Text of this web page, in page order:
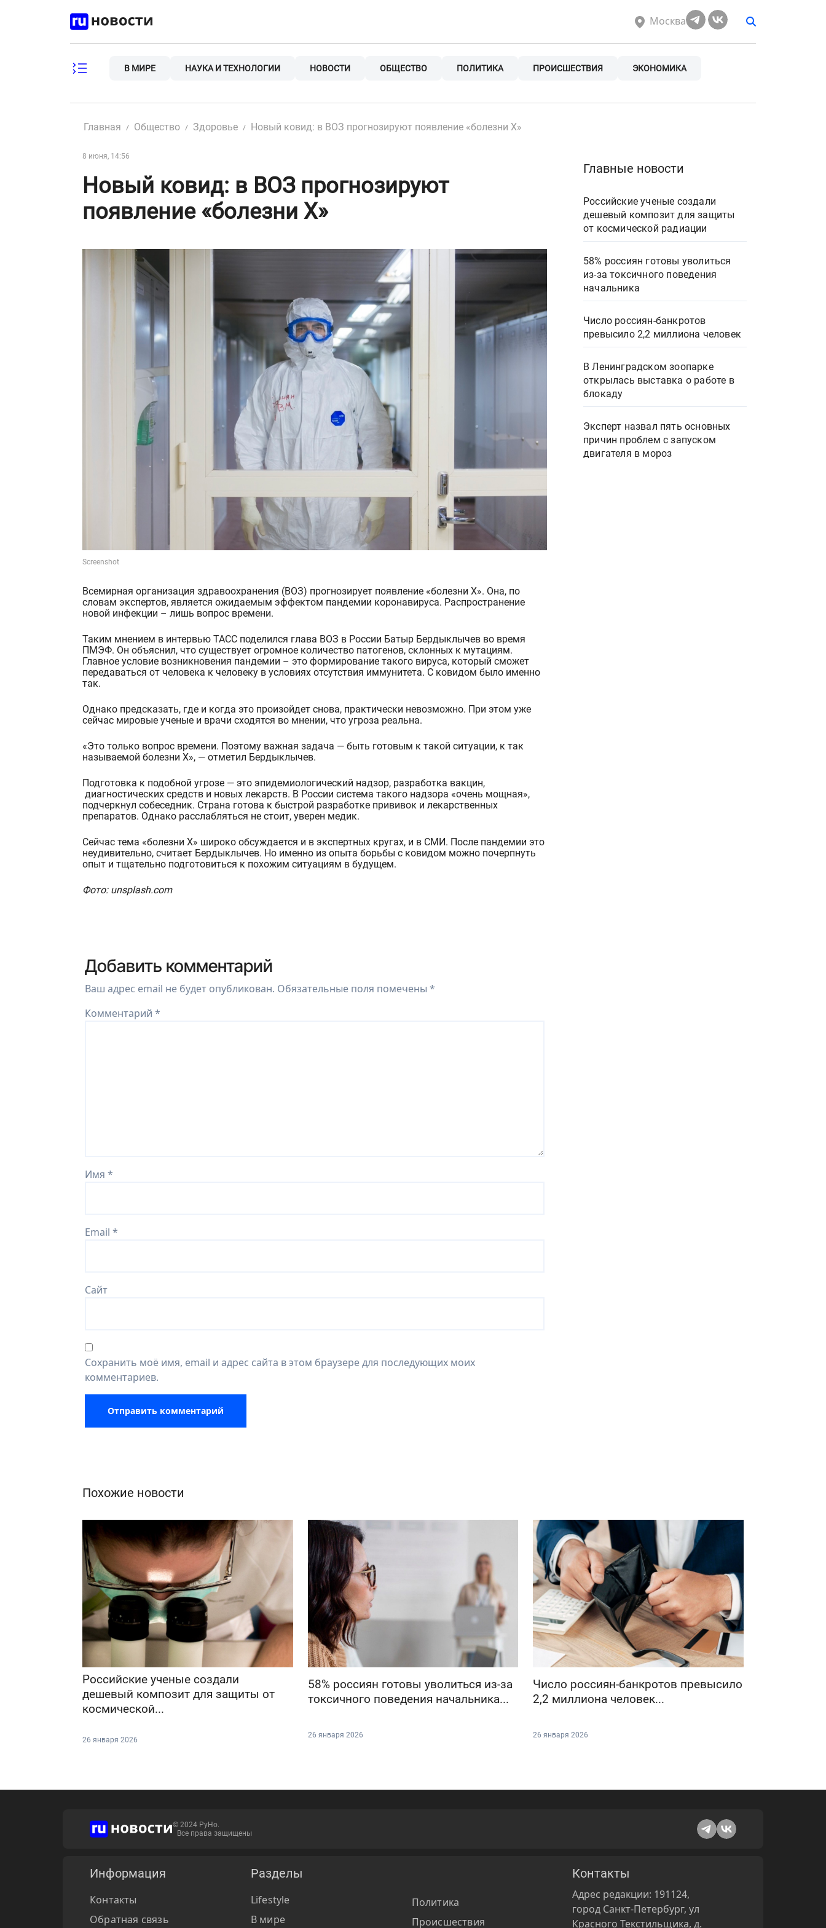
Москва
В МИРЕ НАУКА И ТЕХНОЛОГИИ НОВОСТИ ОБЩЕСТВО ПОЛИТИКА ПРОИСШЕСТВИЯ ЭКОНОМИКА
Главная Общество Здоровье Новый ковид: в ВОЗ прогнозируют появление «болезни Х»
8 июня, 14:56
Новый ковид: в ВОЗ прогнозируют
появление «болезни Х»
Screenshot
Всемирная организация здравоохранения (ВОЗ) прогнозирует появление «болезни Х». Она, по
словам экспертов, является ожидаемым эффектом пандемии коронавируса. Распространение
новой инфекции – лишь вопрос времени.
Таким мнением в интервью ТАСС поделился глава ВОЗ в России Батыр Бердыклычев во время
ПМЭФ. Он объяснил, что существует огромное количество патогенов, склонных к мутациям.
Главное условие возникновения пандемии – это формирование такого вируса, который сможет
передаваться от человека к человеку в условиях отсутствия иммунитета. С ковидом было именно
так.
Однако предсказать, где и когда это произойдет снова, практически невозможно. При этом уже
сейчас мировые ученые и врачи сходятся во мнении, что угроза реальна.
«Это только вопрос времени. Поэтому важная задача — быть готовым к такой ситуации, к так
называемой болезни Х», — отметил Бердыклычев.
Подготовка к подобной угрозе — это эпидемиологический надзор, разработка вакцин,
диагностических средств и новых лекарств. В России система такого надзора «очень мощная»,
подчеркнул собеседник. Страна готова к быстрой разработке прививок и лекарственных
препаратов. Однако расслабляться не стоит, уверен медик.
Сейчас тема «болезни Х» широко обсуждается и в экспертных кругах, и в СМИ. После пандемии это
неудивительно, считает Бердыклычев. Но именно из опыта борьбы с ковидом можно почерпнуть
опыт и тщательно подготовиться к похожим ситуациям в будущем.
Фото: unsplash.com
Добавить комментарий
Ваш адрес email не будет опубликован. Обязательные поля помечены *
Комментарий *
Имя *
Email *
Сайт
Сохранить моё имя, email и адрес сайта в этом браузере для последующих моих
комментариев.
Главные новости
Российские ученые создали
дешевый композит для защиты
от космической радиации
58% россиян готовы уволиться
из-за токсичного поведения
начальника
Число россиян-банкротов
превысило 2,2 миллиона человек
В Ленинградском зоопарке
открылась выставка о работе в
блокаду
Эксперт назвал пять основных
причин проблем с запуском
двигателя в мороз
Похожие новости
Российские ученые создали
дешевый композит для защиты от
космической...
26 января 2026
58% россиян готовы уволиться из-за
токсичного поведения начальника...
26 января 2026
Число россиян-банкротов превысило
2,2 миллиона человек...
26 января 2026
© 2024 РуНо.
Все права защищены
Информация
Контакты
Обратная связь
Разделы
Lifestyle
В мире
Политика
Происшествия
Контакты
Адрес редакции: 191124,
город Санкт-Петербург, ул
Красного Текстильщика, д.